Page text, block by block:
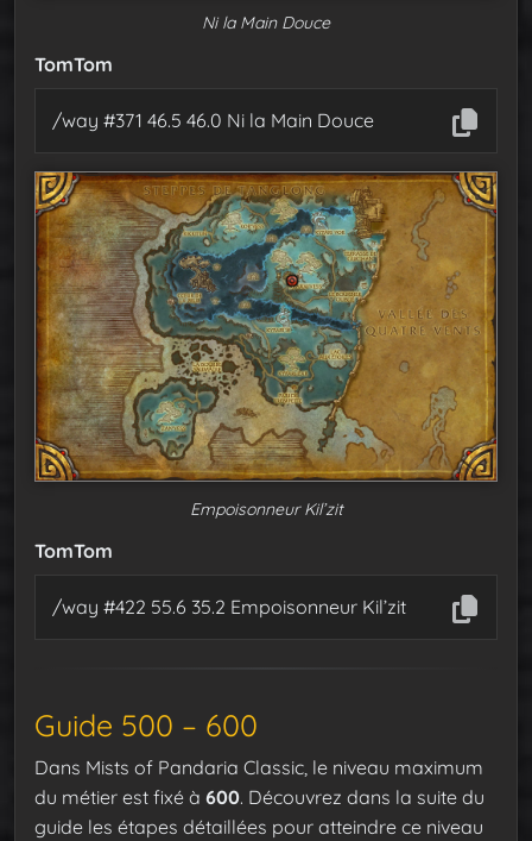
Ni la Main Douce
TomTom
/way #371 46.5 46.0 Ni la Main Douce
Empoisonneur Kil’zit
TomTom
/way #422 55.6 35.2 Empoisonneur Kil’zit
Guide 500 – 600
Dans Mists of Pandaria Classic, le niveau maximum
du métier est fixé à 600. Découvrez dans la suite du
guide les étapes détaillées pour atteindre ce niveau